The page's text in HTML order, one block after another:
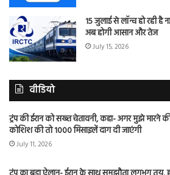
15 जुलाई से लॉन्च हो रही है
अब होगी आसान और तेज
July 15, 2026
वीडियो
ट्रंप की ईरान को सख्त चेतावनी, कहा- अगर मुझे मारने
कोशिश की तो 1000 मिसाइलें दाग दी जाएंगी
July 11, 2026